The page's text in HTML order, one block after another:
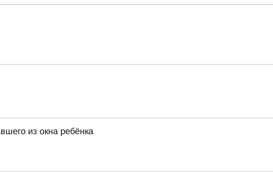
из окна ребёнка